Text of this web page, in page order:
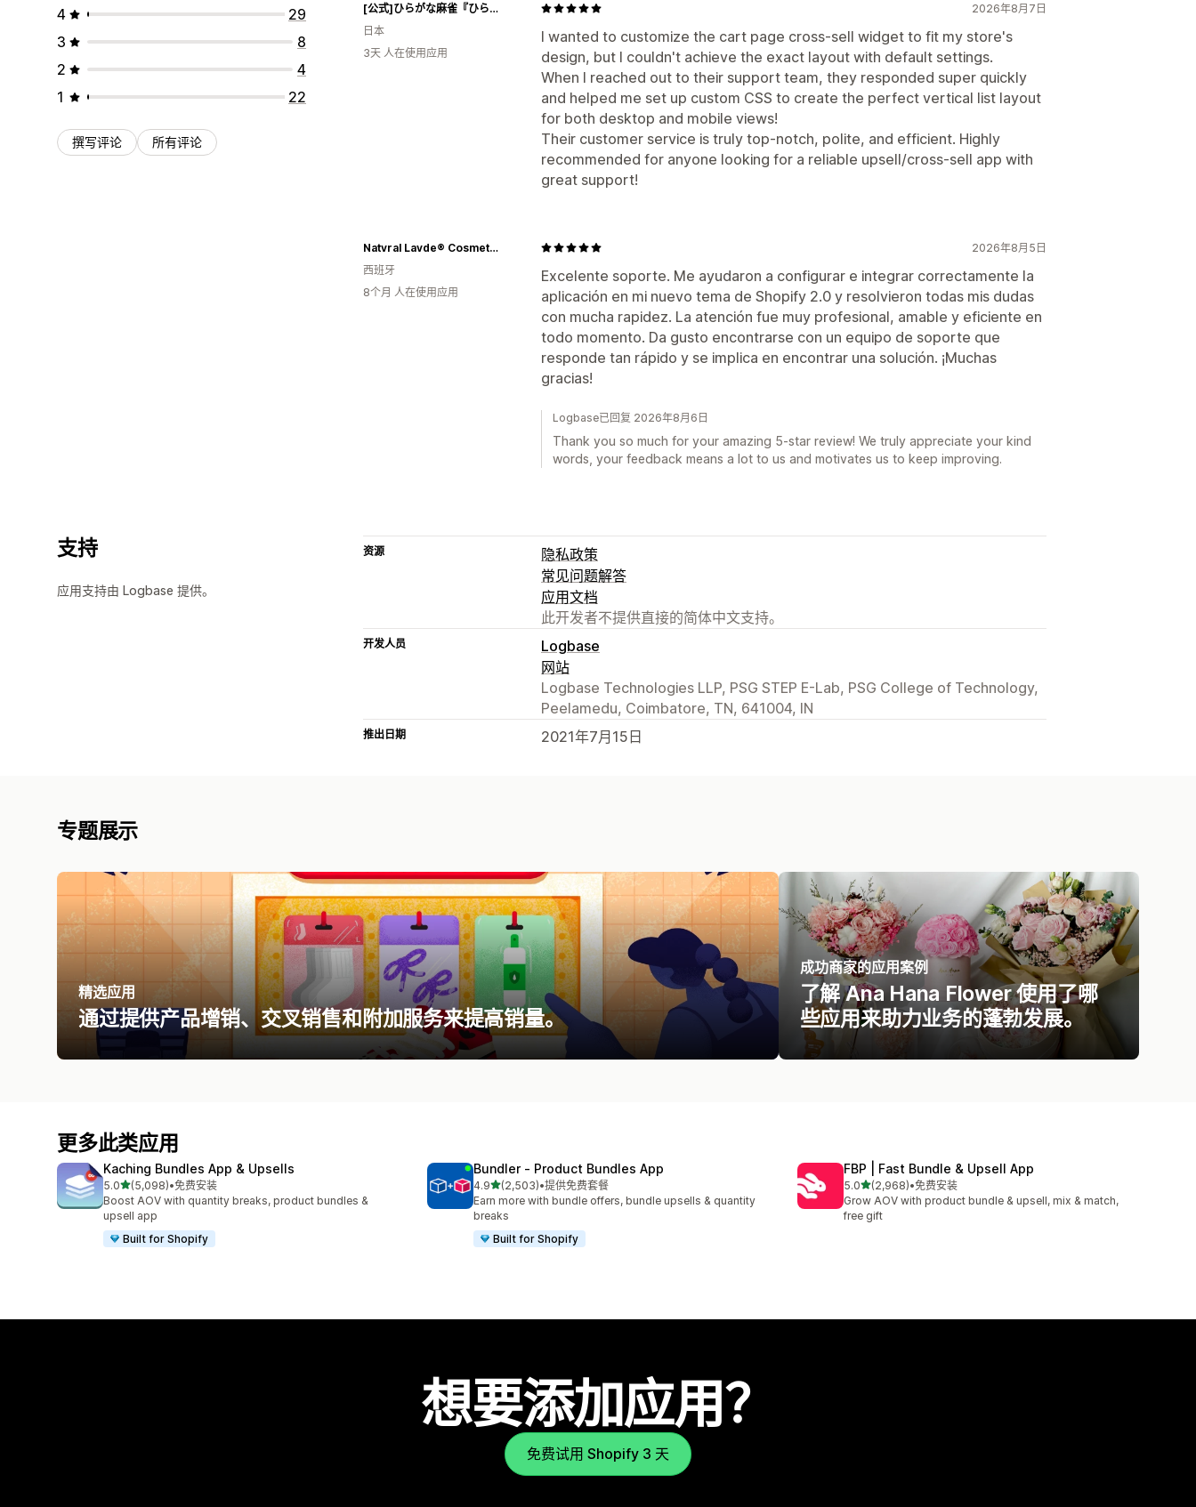
4
29
3
8
2
4
1
22
撰写评论 所有评论
2026年8月7日
I wanted to customize the cart page cross-sell widget to fit my store's
design, but I couldn't achieve the exact layout with default settings.
When I reached out to their support team, they responded super quickly
and helped me set up custom CSS to create the perfect vertical list layout
for both desktop and mobile views!
Their customer service is truly top-notch, polite, and efficient. Highly
recommended for anyone looking for a reliable upsell/cross-sell app with
great support!
[公式]ひらがな麻雀『ひらがじゃん』
日本
3天 人在使用应用
2026年8月5日
Excelente soporte. Me ayudaron a configurar e integrar correctamente la
aplicación en mi nuevo tema de Shopify 2.0 y resolvieron todas mis dudas
con mucha rapidez. La atención fue muy profesional, amable y eficiente en
todo momento. Da gusto encontrarse con un equipo de soporte que
responde tan rápido y se implica en encontrar una solución. ¡Muchas
gracias!
Natvral Lavde® Cosmetics
西班牙
8个月 人在使用应用
Logbase已回复 2026年8月6日
Thank you so much for your amazing 5-star review! We truly appreciate your kind
words, your feedback means a lot to us and motivates us to keep improving.
支持
应用支持由 Logbase 提供。
资源
隐私政策
常见问题解答
应用文档
此开发者不提供直接的简体中文支持。
开发人员
Logbase
网站
Logbase Technologies LLP, PSG STEP E-Lab, PSG College of Technology,
Peelamedu, Coimbatore, TN, 641004, IN
推出日期 2021年7月15日
专题展示
精选应用
通过提供产品增销、交叉销售和附加服务来提高销量。
成功商家的应用案例
了解 Ana Hana Flower 使用了哪
些应用来助力业务的蓬勃发展。
更多此类应用
Kaching Bundles App & Upsells
5.0星（满分 5 星）
(5,098)
总共 5098 条评论
•免费安装
Boost AOV with quantity breaks, product bundles &
upsell app
Built for Shopify
Bundler ‑ Product Bundles App
4.9星（满分 5 星）
(2,503)
总共 2503 条评论
•提供免费套餐
Earn more with bundle offers, bundle upsells & quantity
breaks
Built for Shopify
FBP | Fast Bundle & Upsell App
5.0星（满分 5 星）
(2,968)
总共 2968 条评论
•免费安装
Grow AOV with product bundle & upsell, mix & match,
free gift
想要添加应用？
免费试用 Shopify 3 天